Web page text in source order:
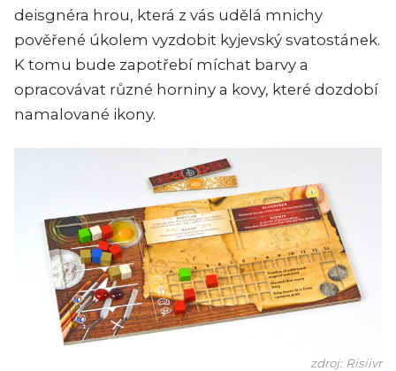
deisgnéra hrou, která z vás udělá mnichy
pověřené úkolem vyzdobit kyjevský svatostánek.
K tomu bude zapotřebí míchat barvy a
opracovávat různé horniny a kovy, které dozdobí
namalované ikony.
zdroj: Risiivr